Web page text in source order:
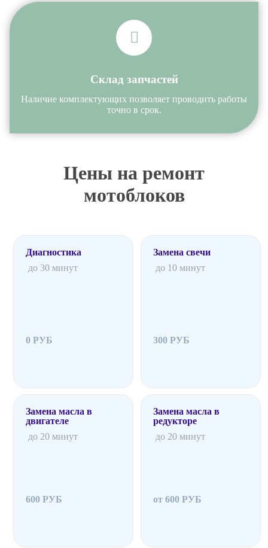
Склад запчастей
Наличие комплектующих позволяет проводить работы
точно в срок.
Цены на ремонт
мотоблоков
Диагностика
до 30 минут
0 РУБ
Замена свечи
до 10 минут
300 РУБ
Замена масла в
двигателе
до 20 минут
600 РУБ
Замена масла в
редукторе
до 20 минут
от 600 РУБ